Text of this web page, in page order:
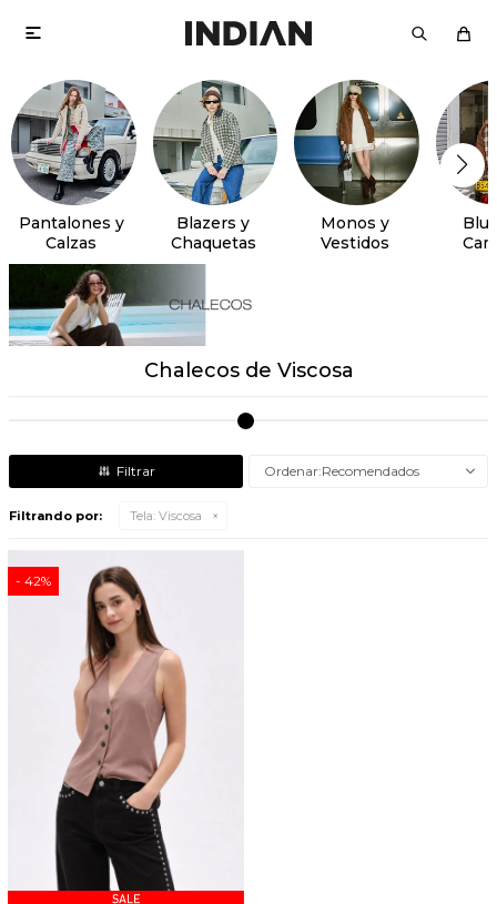

Pantalones y
Calzas
Blazers y
Chaquetas
Monos y
Vestidos
Chalecos de Viscosa
Recomendados
Filtrando por: Tela: Viscosa
42